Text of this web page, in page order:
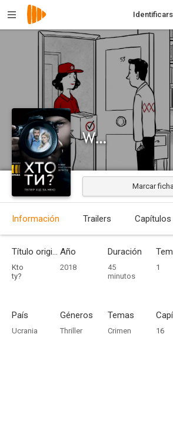
Who Are You?
Marcar ficha
Información Trailers Capítulos
Título original
Kto
ty?
Año
2018
Duración
45
minutos
1
País
Ucrania
Géneros
Thriller
Temas
Crimen 16